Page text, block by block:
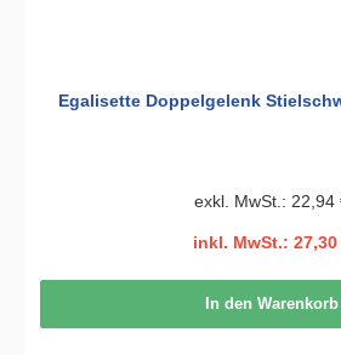
Egalisette Doppelgelenk
exkl. MwSt.: 22,94
inkl. MwSt.: 27,30
In den Warenkorb